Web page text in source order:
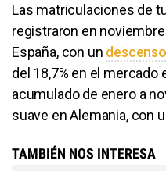
Las matriculaciones de
registraron en
España, con un
del 18,7% en el mercado
acumulado de enero a
suave en Alemania, con
TAMBIÉN NOS INTERESA